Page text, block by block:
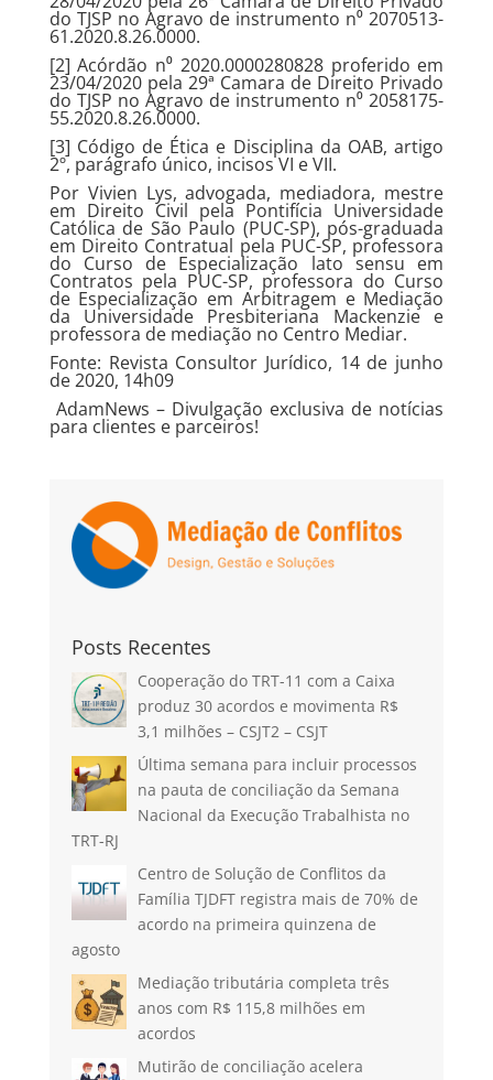
do TJSP no Agravo de instrumento n⁰ 2070513-
61.2020.8.26.0000.
[2] Acórdão n⁰ 2020.0000280828 proferido em
23/04/2020 pela 29ª Camara de Direito Privado
do TJSP no Agravo de instrumento n⁰ 2058175-
55.2020.8.26.0000.
[3] Código de Ética e Disciplina da OAB, artigo
2º, parágrafo único, incisos VI e VII.
Por Vivien Lys, advogada, mediadora, mestre
em Direito Civil pela Pontifícia Universidade
Católica de São Paulo (PUC-SP), pós-graduada
em Direito Contratual pela PUC-SP, professora
do Curso de Especialização lato sensu em
Contratos pela PUC-SP, professora do Curso
de Especialização em Arbitragem e Mediação
da Universidade Presbiteriana Mackenzie e
professora de mediação no Centro Mediar.
Fonte: Revista Consultor Jurídico, 14 de junho
de 2020, 14h09
AdamNews – Divulgação exclusiva de notícias
para clientes e parceiros!
Posts Recentes
Cooperação do TRT-11 com a Caixa
produz 30 acordos e movimenta R$
3,1 milhões – CSJT2 – CSJT
Última semana para incluir processos
na pauta de conciliação da Semana
Nacional da Execução Trabalhista no
TRT-RJ
Centro de Solução de Conflitos da
Família TJDFT registra mais de 70% de
acordo na primeira quinzena de
agosto
Mediação tributária completa três
anos com R$ 115,8 milhões em
acordos
Mutirão de conciliação acelera